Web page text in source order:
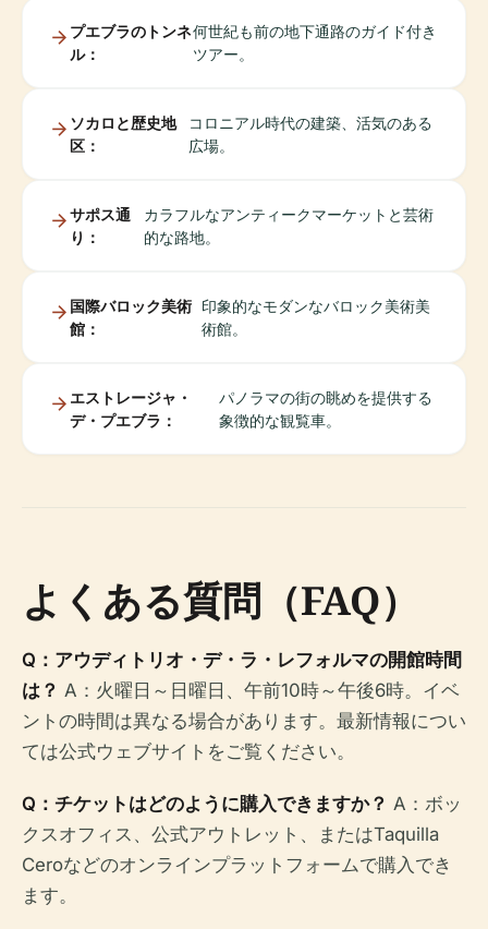
プエブラのトンネ
ル：
何世紀も前の地下通路のガイド付き
ツアー。
ソカロと歴史地
区：
コロニアル時代の建築、活気のある
広場。
サポス通
り：
カラフルなアンティークマーケットと芸術
的な路地。
国際バロック美術
館：
印象的なモダンなバロック美術美
術館。
エストレージャ・
デ・プエブラ：
パノラマの街の眺めを提供する
象徴的な観覧車。
よくある質問（FAQ）
Q：アウディトリオ・デ・ラ・レフォルマの開館時間​​
は？ A：火曜日～日曜日、午前10時～午後6時。イベ
ントの時間は異なる場合があります。最新情報につい
ては公式ウェブサイトをご覧ください。
Q：チケットはどのように購入できますか？ A：ボッ
クスオフィス、公式アウトレット、またはTaquilla
Ceroなどのオンラインプラットフォームで購入でき
ます。